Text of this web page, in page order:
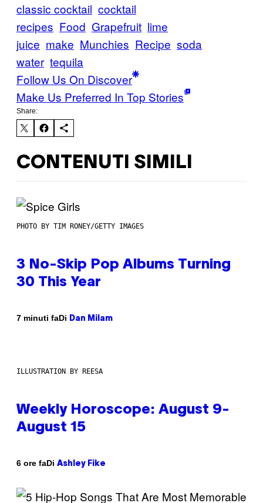
classic cocktail cocktail
recipes Food Grapefruit lime
juice make Munchies Recipe soda
water tequila
Follow Us On Discover
Make Us Preferred In Top Stories
Share:
CONTENUTI SIMILI
PHOTO BY TIM RONEY/GETTY IMAGES
3 No-Skip Pop Albums Turning
30 This Year
7 minuti faDi Dan Milam
ILLUSTRATION BY REESA
Weekly Horoscope: August 9-
August 15
6 ore faDi Ashley Fike